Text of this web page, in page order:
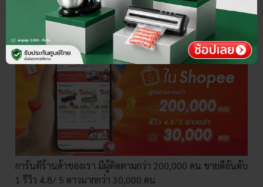
การันตีร้านค้าของเรา มีผู้ติดตามกว่า 200,000 คน ขายดีอันดับ
1 รีวิว 4.8/ 5 ดาวมากกว่า 30,000 คน